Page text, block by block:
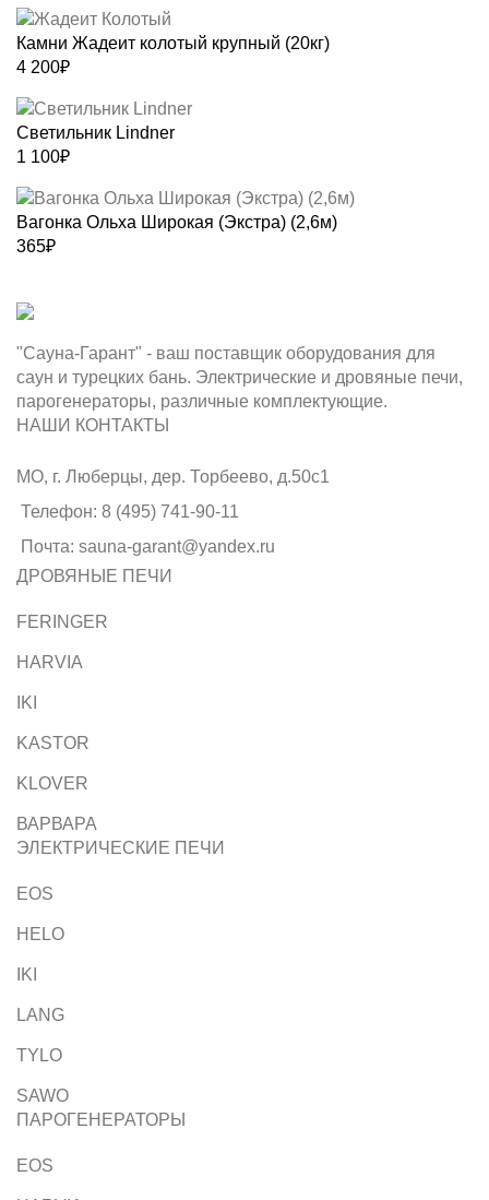
Камни Жадеит колотый крупный (20кг)
4 200₽
Светильник Lindner
1 100₽
Вагонка Ольха Широкая (Экстра) (2,6м)
365₽
"Сауна-Гарант" - ваш поставщик оборудования для
саун и турецких бань. Электрические и дровяные печи,
парогенераторы, различные комплектующие.
НАШИ КОНТАКТЫ
МО, г. Люберцы, дер. Торбеево, д.50с1
Телефон: 8 (495) 741-90-11
Почта: sauna-garant@yandex.ru
ДРОВЯНЫЕ ПЕЧИ
FERINGER
HARVIA
IKI
KASTOR
KLOVER
ВАРВАРА
ЭЛЕКТРИЧЕСКИЕ ПЕЧИ
EOS
HELO
IKI
LANG
TYLO
SAWO
ПАРОГЕНЕРАТОРЫ
EOS